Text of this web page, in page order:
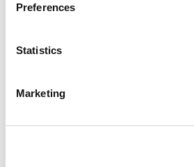
Preferences
Statistics
Marketing